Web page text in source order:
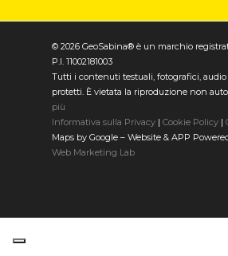
© 2026 GeoSabina® è un marchio
P.I. 11002181003
Tutti i contenuti testuali, fotografici, audio
protetti. È vietata la riproduzione non
più
Informativa sulla Privacy | Cookie Policy |
Maps by Google – Website & APP
Web Marketing Lab